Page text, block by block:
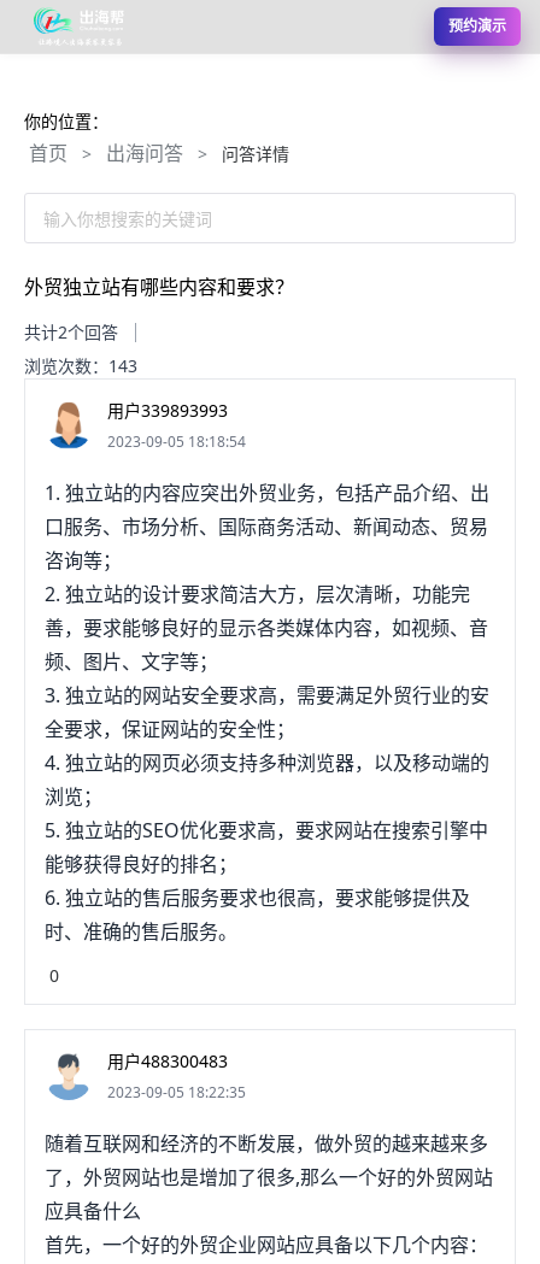
预约演示
你的位置：
首页 > 出海问答 > 问答详情
输入你想搜索的关键词
外贸独立站有哪些内容和要求？
共计2个回答
浏览次数：143
用户339893993
2023-09-05 18:18:54
1. 独立站的内容应突出外贸业务，包括产品介绍、出
口服务、市场分析、国际商务活动、新闻动态、贸易
咨询等；
2. 独立站的设计要求简洁大方，层次清晰，功能完
善，要求能够良好的显示各类媒体内容，如视频、音
频、图片、文字等；
3. 独立站的网站安全要求高，需要满足外贸行业的安
全要求，保证网站的安全性；
4. 独立站的网页必须支持多种浏览器，以及移动端的
浏览；
5. 独立站的SEO优化要求高，要求网站在搜索引擎中
能够获得良好的排名；
6. 独立站的售后服务要求也很高，要求能够提供及
时、准确的售后服务。
0
用户488300483
2023-09-05 18:22:35
随着互联网和经济的不断发展，做外贸的越来越来多
了，外贸网站也是增加了很多,那么一个好的外贸网站
应具备什么
首先，一个好的外贸企业网站应具备以下几个内容：